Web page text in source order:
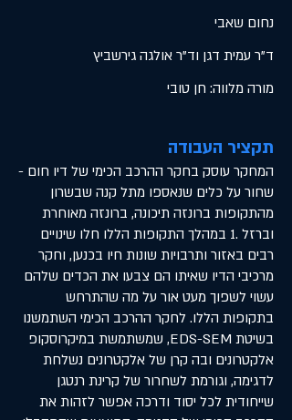
נחום שאבי
ד"ר עמית דגן וד"ר אולגה גירשביץ
מורה מלווה: חן טובי
תקציר העבודה
המחקר עוסק בחקר ההרכב הכימי של דיו חום -
שחור על כלים שנאספו מתל קנה שבשרון
מהתקופות ברונזה תיכונה, ברונזה מאוחרת
וברזל .1 במהלך התקופות הללו חלו שינויים
רבים באזור ותרבויות שונות חיו בכנען, וחקר
מרכיבי הדיו שאיתו הם צבעו את הכדים שלהם
עשוי לשפוך מעט אור על מה שהתרחש
בתקופות הללו. לחקר ההרכב הכימי השתמשנו
בשיטת EDS-SEM, שמשתמשת במיקרוסקופ
אלקטרונים ובה קרן של אלקטרונים נשלחת
לדגימה, וגורמת לשחרור של קרינת רנטגן
שייחודית לכל יסוד ודרכה אפשר לזהות את